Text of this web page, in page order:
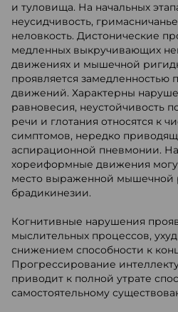
и туловища. На начальных
неусидчивость,
неловкость. Дистонические
медленных выкручивающих
движениях и мышечной
проявляется замедленностью
движений. Характерны
равновесия, неустойчивость
речи и глотания относятся к
симптомов, нередко
аспирационной пневмонии. На
хореиформные движения
место выраженной мышечной
брадикинезии.
Когнитивные нарушения
мыслительных процессов,
снижением способности к
Прогрессирование
приводит к полной утрате
самостоятельному